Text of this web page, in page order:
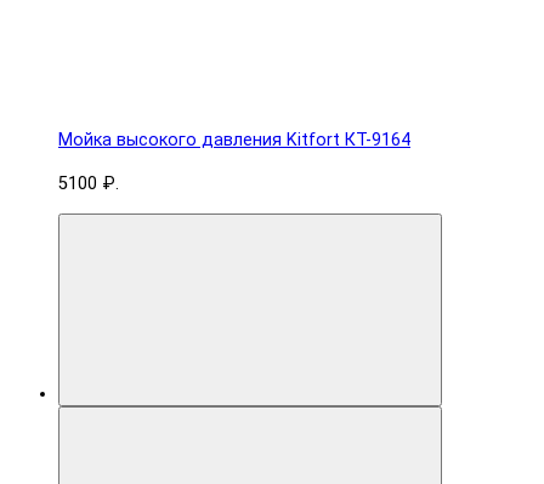
Мойка высокого давления Kitfort КТ-9164
5100 ₽.